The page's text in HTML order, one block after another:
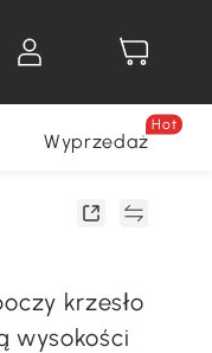
Wyprzedaż
Hot
krzesło
wysokości